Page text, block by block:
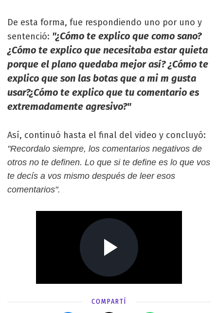
De esta forma, fue respondiendo uno por uno y
sentenció: "¿Cómo te explico que como sano?
¿Cómo te explico que necesitaba estar quieta
porque el plano quedaba mejor así? ¿Cómo te
explico que son las botas que a mi m gusta
usar?¿Cómo te explico que tu comentario es
extremadamente agresivo?"
Así, continuó hasta el final del video y concluyó:
"Recordalo siempre, los comentarios negativos de
otros no te definen. Lo que si te define es lo que vos
te decís a vos mismo después de leer esos
comentarios".
COMPARTÍ